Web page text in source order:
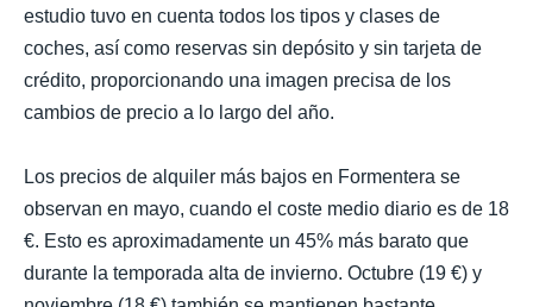
estudio tuvo en cuenta todos los tipos y clases de
coches, así como reservas sin depósito y sin tarjeta de
crédito, proporcionando una imagen precisa de los
cambios de precio a lo largo del año.
Los precios de alquiler más bajos en Formentera se
observan en mayo, cuando el coste medio diario es de 18
€. Esto es aproximadamente un 45% más barato que
durante la temporada alta de invierno. Octubre (19 €) y